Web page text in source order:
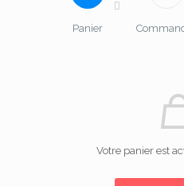
Panier
Votre panier est